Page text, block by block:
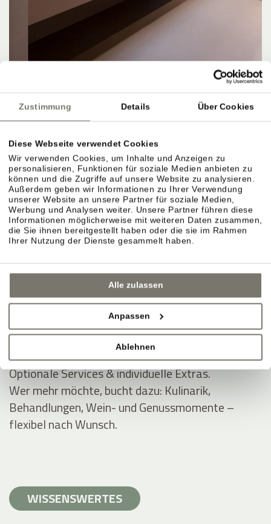
Zustimmung Details Über Cookies
Diese Webseite verwendet Cookies
Wir verwenden Cookies, um Inhalte und Anzeigen zu
personalisieren, Funktionen für soziale Medien anbieten zu
können und die Zugriffe auf unsere Website zu analysieren.
Außerdem geben wir Informationen zu Ihrer Verwendung
unserer Website an unsere Partner für soziale Medien,
Werbung und Analysen weiter. Unsere Partner führen diese
Informationen möglicherweise mit weiteren Daten zusammen,
die Sie ihnen bereitgestellt haben oder die sie im Rahmen
Ihrer Nutzung der Dienste gesammelt haben.
Alle zulassen
Anpassen
Ablehnen
APARTMENTS, PREISE & LEISTUNGEN
Apartments & Preiskategorien im Überblick.
Verschiedene Größen für unterschiedliche
Bedürfnisse. Preise richten sich nach Saison,
Größe und Ausstattung.
Inklusivleistungen für Rittstein-Gäste.
Wellnessbereiche (ausgewählt), WLAN, Parken,
Guestpass, Zugang zu Außenanlagen und Gärten.
Apartment-Freiheit, Hotel-Extras.
Optionale Services & individuelle Extras.
Wer mehr möchte, bucht dazu: Kulinarik,
Behandlungen, Wein- und Genussmomente –
flexibel nach Wunsch.
WISSENSWERTES